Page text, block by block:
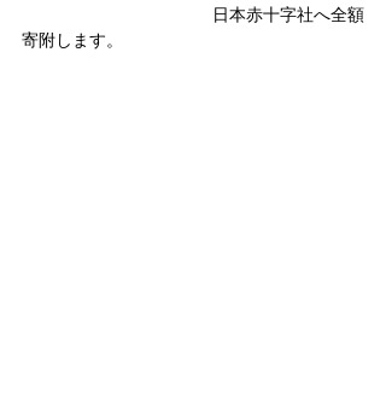
日本赤十字社へ全額
寄附します。